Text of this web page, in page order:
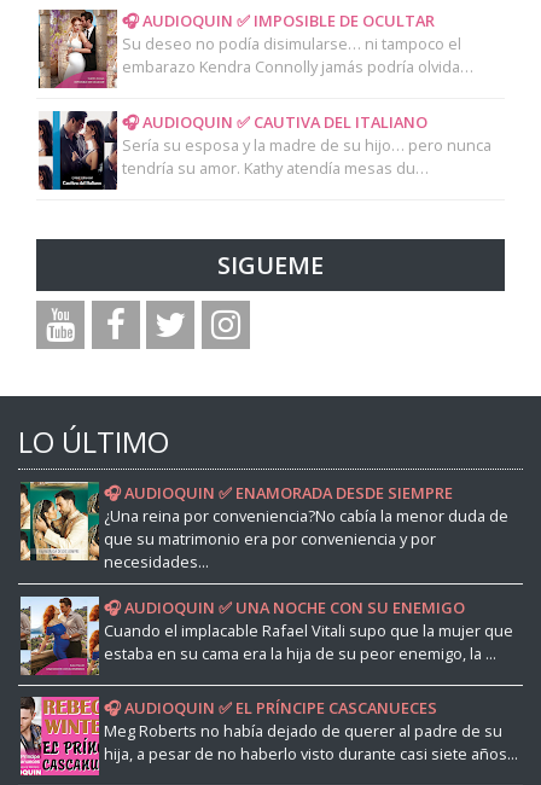
🎧 AUDIOQUIN ✅ IMPOSIBLE DE OCULTAR
Su deseo no podía disimularse… ni tampoco el
embarazo Kendra Connolly jamás podría olvida…
🎧 AUDIOQUIN ✅ CAUTIVA DEL ITALIANO
Sería su esposa y la madre de su hijo… pero nunca
tendría su amor. Kathy atendía mesas du…
SIGUEME
LO ÚLTIMO
🎧 AUDIOQUIN ✅ ENAMORADA DESDE SIEMPRE
¿Una reina por conveniencia?No cabía la menor duda de
que su matrimonio era por conveniencia y por
necesidades...
🎧 AUDIOQUIN ✅ UNA NOCHE CON SU ENEMIGO
Cuando el implacable Rafael Vitali supo que la mujer que
estaba en su cama era la hija de su peor enemigo, la ...
🎧 AUDIOQUIN ✅ EL PRÍNCIPE CASCANUECES
Meg Roberts no había dejado de querer al padre de su
hija, a pesar de no haberlo visto durante casi siete años...